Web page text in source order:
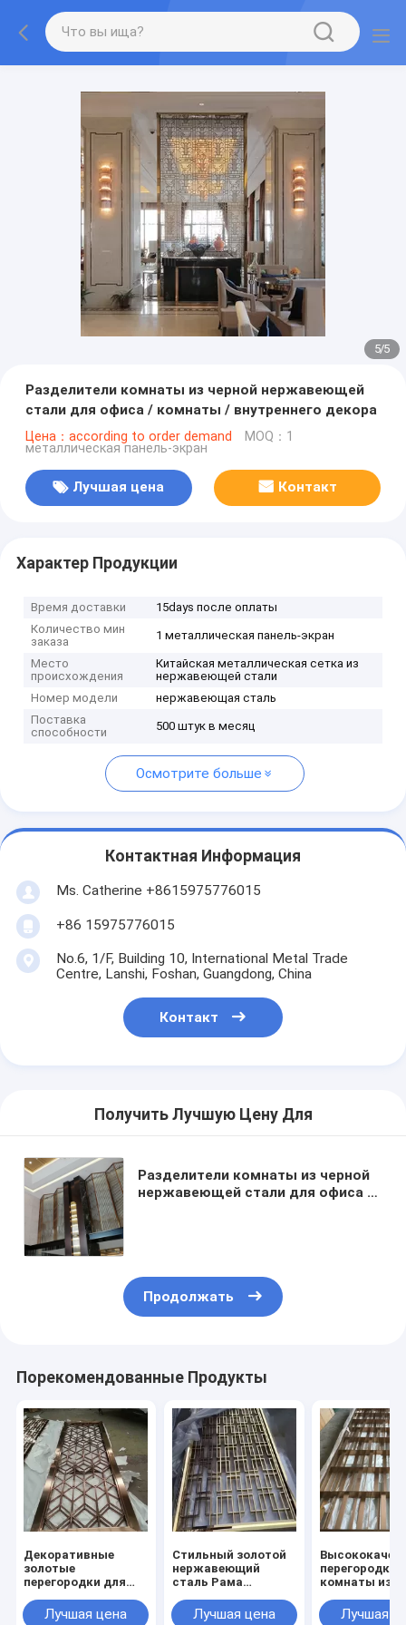
5/5
Разделители комнаты из черной нержавеющей
стали для офиса / комнаты / внутреннего декора
Цена：according to order demand MOQ：1
металлическая панель-экран
Лучшая цена Контакт
Характер Продукции
Время доставки
15days после оплаты
Количество мин
заказа
1 металлическая панель-экран
Место
происхождения
Китайская металлическая сетка из
нержавеющей стали
Номер модели
нержавеющая сталь
Поставка
способности
500 штук в месяц
Осмотрите больше
Контактная Информация
Ms. Catherine +8615975776015
+86 15975776015
No.6, 1/F, Building 10, International Metal Trade
Centre, Lanshi, Foshan, Guangdong, China
Контакт
Получить Лучшую Цену Для
Разделители комнаты из черной
нержавеющей стали для офиса /
Продолжать
Порекомендованные Продукты
Декоративные
золотые
перегородки для
разделители
Лучшая цена
Стильный золотой
нержавеющий
сталь Рама
Современная
Лучшая цена
перегородка
комнаты из
стали 304
Лучшая